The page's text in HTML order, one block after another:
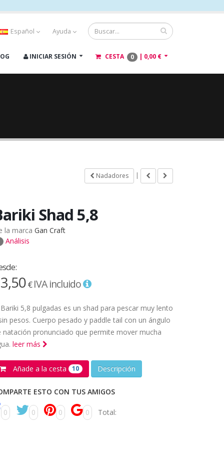
Español Ayuda
INICIAR SESIÓN CESTA 0 | 0,00 €
Nadadores |
Shad 5,8
la marca Gan Craft
Análisis
€IVA incluido
5,8 pulgadas es un shad para pescar muy lento
pesos. Cuerpo pesado y paddle tail con un ángulo
natación pronunciado que permite mover mucha
leer más
Añade a la cesta 10 Descripción
ESTO CON TUS AMIGOS
0 0 0 0 Total: